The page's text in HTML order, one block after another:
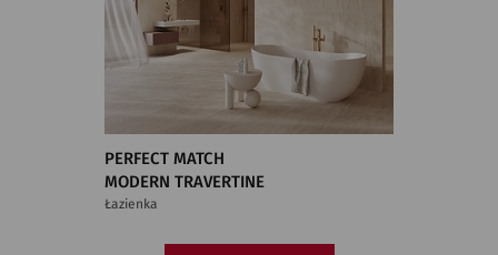
PERFECT MATCH
MODERN TRAVERTINE
Łazienka